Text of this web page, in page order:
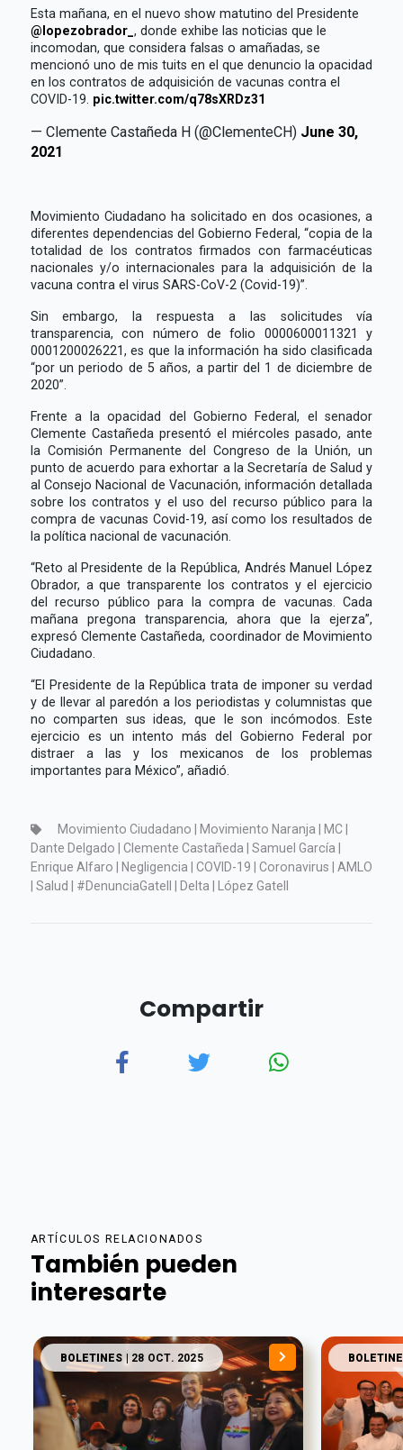
Esta mañana, en el nuevo show matutino del Presidente
@lopezobrador_ , donde exhibe las noticias que le
incomodan, que considera falsas o amañadas, se
mencionó uno de mis tuits en el que denuncio la opacidad
en los contratos de adquisición de vacunas contra el
COVID-19. pic.twitter.com/q78sXRDz31
— Clemente Castañeda H (@ClementeCH) June 30,
2021
Movimiento Ciudadano ha solicitado en dos ocasiones, a
diferentes dependencias del Gobierno Federal, “copia de la
totalidad de los contratos firmados con farmacéuticas
nacionales y/o internacionales para la adquisición de la
vacuna contra el virus SARS-CoV-2 (Covid-19)”.
Sin embargo, la respuesta a las solicitudes vía
transparencia, con número de folio 0000600011321 y
0001200026221, es que la información ha sido clasificada
“por un periodo de 5 años, a partir del 1 de diciembre de
2020”.
Frente a la opacidad del Gobierno Federal, el senador
Clemente Castañeda presentó el miércoles pasado, ante
la Comisión Permanente del Congreso de la Unión, un
punto de acuerdo para exhortar a la Secretaría de Salud y
al Consejo Nacional de Vacunación, información detallada
sobre los contratos y el uso del recurso público para la
compra de vacunas Covid-19, así como los resultados de
la política nacional de vacunación.
“Reto al Presidente de la República, Andrés Manuel López
Obrador, a que transparente los contratos y el ejercicio
del recurso público para la compra de vacunas. Cada
mañana pregona transparencia, ahora que la ejerza”,
expresó Clemente Castañeda, coordinador de Movimiento
Ciudadano.
“El Presidente de la República trata de imponer su verdad
y de llevar al paredón a los periodistas y columnistas que
no comparten sus ideas, que le son incómodos. Este
ejercicio es un intento más del Gobierno Federal por
distraer a las y los mexicanos de los problemas
importantes para México”, añadió.
Movimiento Ciudadano | Movimiento Naranja | MC |
Dante Delgado | Clemente Castañeda | Samuel García |
Enrique Alfaro | Negligencia | COVID-19 | Coronavirus | AMLO
| Salud | #DenunciaGatell | Delta | López Gatell
Compartir
ARTÍCULOS RELACIONADOS
También pueden
interesarte
BOLETINES | 28 OCT. 2025